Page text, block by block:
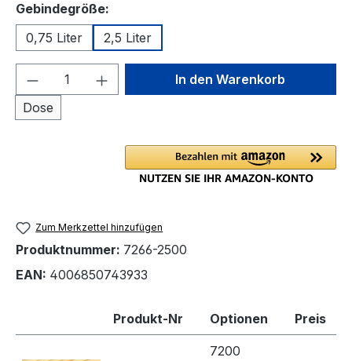
Gebindegröße:
0,75 Liter
2,5 Liter
Produkt Anzahl: Gib den
Dose
In den Warenkorb
Zum Merkzettel hinzufügen
Produktnummer: 7266-2500
EAN: 4006850743933
Produkt-Nr Optionen Preis
7200